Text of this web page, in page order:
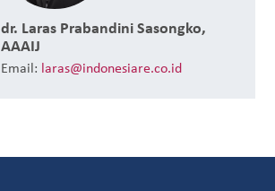
dr. Laras Prabandini Sasongko,
AAAIJ
Email: laras@indonesiare.co.id